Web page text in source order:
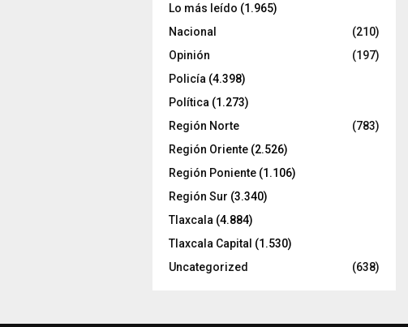
Lo más leído (1.965)
Nacional
(210)
Opinión
(197)
Policía (4.398)
Política (1.273)
Región Norte
(783)
Región Oriente (2.526)
Región Poniente (1.106)
Región Sur (3.340)
Tlaxcala (4.884)
Tlaxcala Capital (1.530)
Uncategorized
(638)